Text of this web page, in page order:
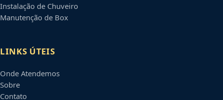
Instalação de Chuveiro
Manutenção de Box
LINKS ÚTEIS
Onde Atendemos
Sobre
Contato